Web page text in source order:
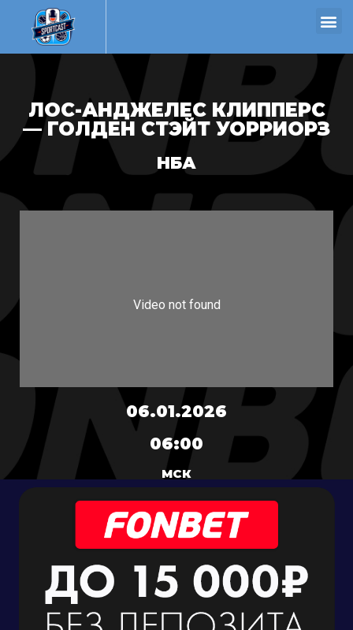
ЛОС-АНДЖЕЛЕС КЛИППЕРС
— ГОЛДЕН СТЭЙТ УОРРИОРЗ
НБА
06.01.2026
06:00
МСК